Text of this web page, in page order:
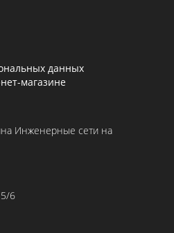
данных
магазине
6